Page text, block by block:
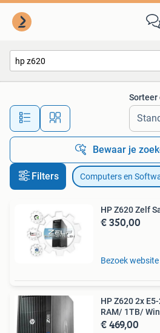
Alle afstanden…
Sorteer
Bewaar je
Filters Computers en
HP Z620 Zelf
€ 350,00
Bezoek website
HP Z620 2x
RAM/ 1TB/
€ 469,00